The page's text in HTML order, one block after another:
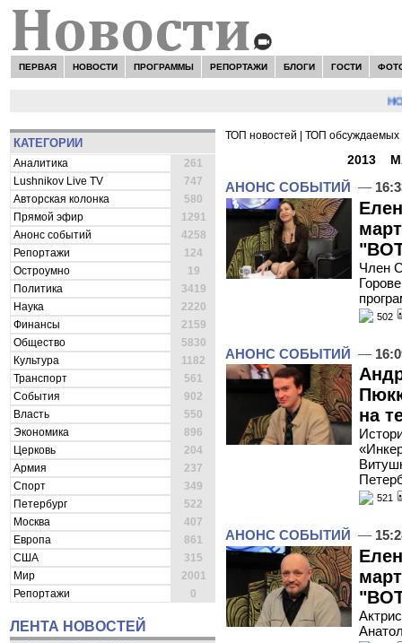
ПЕРВАЯ НОВОСТИ ПРОГРАММЫ РЕПОРТАЖИ БЛОГИ ГОСТИ
КАТЕГОРИИ
Аналитика
261
Lushnikov Live TV
747
Авторская колонка
580
Прямой эфир
1291
Анонс событий
4258
Репортажи
124
Остроумно
19
Политика
3419
Наука
2220
Финансы
2159
Общество
5830
Культура
1182
Транспорт
561
События
902
Власть
550
Экономика
896
Церковь
204
Армия
237
Спорт
349
Петербург
522
Москва
407
Европа
861
США
315
Мир
2001
Репортажи
0
ЛЕНТА НОВОСТЕЙ
ТОП новостей ТОП обсуждаемых
2013
АНОНС СОБЫТИЙ —
Член
502
АНОНС СОБЫТИЙ —
на
521
АНОНС СОБЫТИЙ —